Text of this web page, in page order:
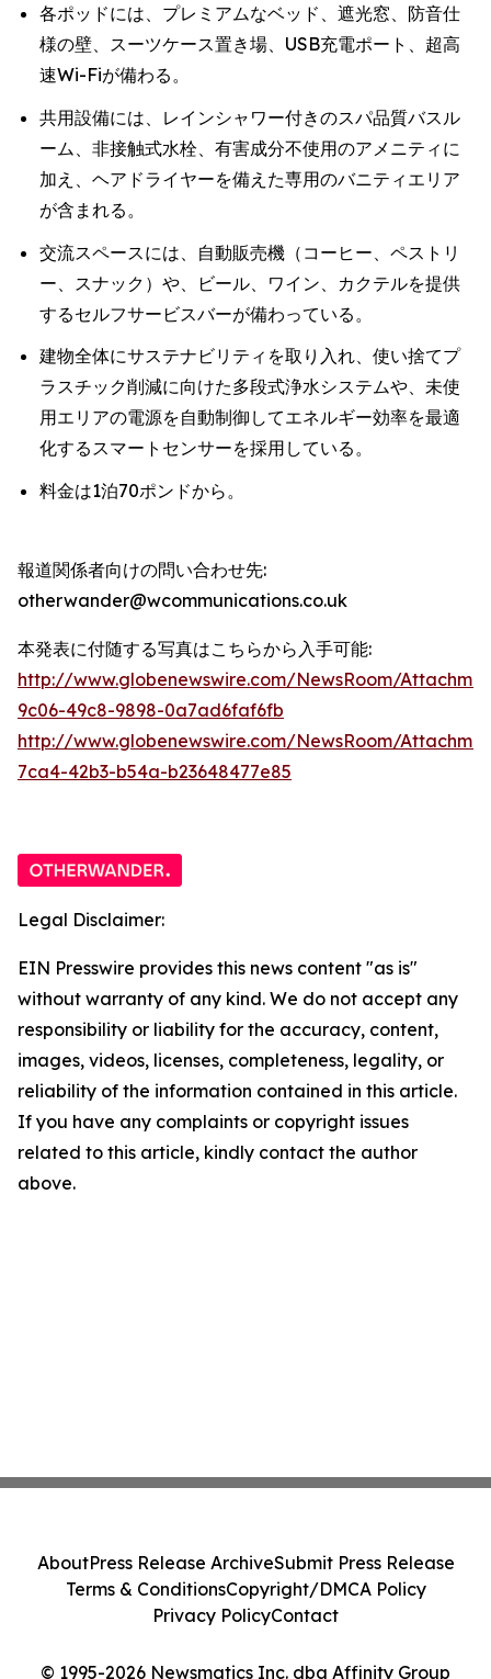
各ポッドには、プレミアムなベッド、遮光窓、防音仕
様の壁、スーツケース置き場、USB充電ポート、超高
速Wi-Fiが備わる。
共用設備には、レインシャワー付きのスパ品質バスル
ーム、非接触式水栓、有害成分不使用のアメニティに
加え、ヘアドライヤーを備えた専用のバニティエリア
が含まれる。
交流スペースには、自動販売機（コーヒー、ペストリ
ー、スナック）や、ビール、ワイン、カクテルを提供
するセルフサービスバーが備わっている。
建物全体にサステナビリティを取り入れ、使い捨てプ
ラスチック削減に向けた多段式浄水システムや、未使
用エリアの電源を自動制御してエネルギー効率を最適
化するスマートセンサーを採用している。
料金は1泊70ポンドから。
報道関係者向けの問い合わせ先:
otherwander@wcommunications.co.uk
本発表に付随する写真はこちらから入手可能:
http://www.globenewswire.com/NewsRoom/
9c06-49c8-9898-0a7ad6faf6fb
http://www.globenewswire.com/NewsRoom/
7ca4-42b3-b54a-b23648477e85
Legal Disclaimer:
EIN Presswire provides this news content "as is"
without warranty of any kind. We do not accept any
responsibility or liability for the accuracy, content,
images, videos, licenses, completeness, legality, or
reliability of the information contained in this article.
If you have any complaints or copyright issues
related to this article, kindly contact the author
above.
© 1995-2026 Newsmatics Inc. dba Affinity Group
AboutPress Release ArchiveSubmit Press Release
Terms & ConditionsCopyright/DMCA Policy
Privacy PolicyContact